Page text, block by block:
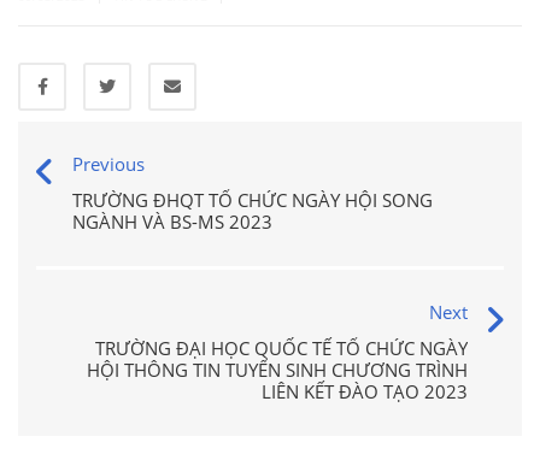
Previous
TRƯỜNG ĐHQT TỔ CHỨC NGÀY HỘI SONG
NGÀNH VÀ BS-MS 2023
Next
TRƯỜNG ĐẠI HỌC QUỐC TẾ TỔ CHỨC NGÀY
HỘI THÔNG TIN TUYỂN SINH CHƯƠNG TRÌNH
LIÊN KẾT ĐÀO TẠO 2023